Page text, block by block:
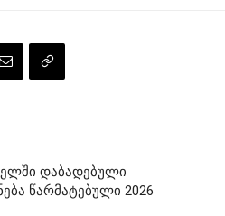
დაბადებული
წარმატებული 2026